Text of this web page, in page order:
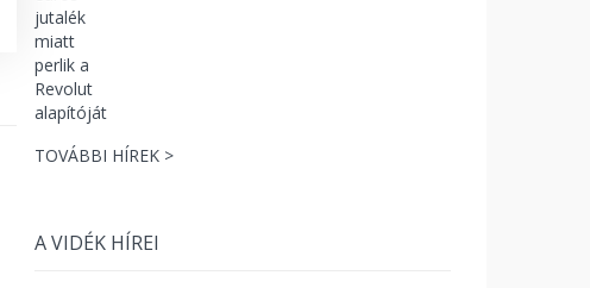
TOVÁBBI HÍREK >
A VIDÉK HÍREI